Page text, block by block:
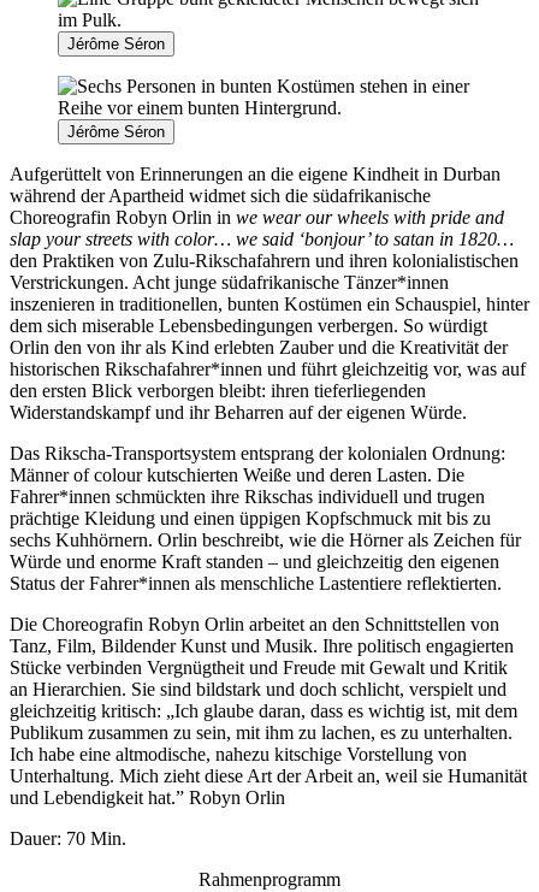
Jérôme Séron
Jérôme Séron
Aufgerüttelt von Erinnerungen an die eigene Kindheit in Durban
während der Apartheid widmet sich die südafrikanische
Choreografin Robyn Orlin in we wear our wheels with pride and
slap your streets with color… we said ‘bonjour’ to satan in 1820…
den Praktiken von Zulu-Rikschafahrern und ihren kolonialistischen
Verstrickungen. Acht junge südafrikanische Tänzer*innen
inszenieren in traditionellen, bunten Kostümen ein Schauspiel, hinter
dem sich miserable Lebensbedingungen verbergen. So würdigt
Orlin den von ihr als Kind erlebten Zauber und die Kreativität der
historischen Rikschafahrer*innen und führt gleichzeitig vor, was auf
den ersten Blick verborgen bleibt: ihren tieferliegenden
Widerstandskampf und ihr Beharren auf der eigenen Würde.
Das Rikscha-Transportsystem entsprang der kolonialen Ordnung:
Männer of colour kutschierten Weiße und deren Lasten. Die
Fahrer*innen schmückten ihre Rikschas individuell und trugen
prächtige Kleidung und einen üppigen Kopfschmuck mit bis zu
sechs Kuhhörnern. Orlin beschreibt, wie die Hörner als Zeichen für
Würde und enorme Kraft standen – und gleichzeitig den eigenen
Status der Fahrer*innen als menschliche Lastentiere reflektierten.
Die Choreografin Robyn Orlin arbeitet an den Schnittstellen von
Tanz, Film, Bildender Kunst und Musik. Ihre politisch engagierten
Stücke verbinden Vergnügtheit und Freude mit Gewalt und Kritik
an Hierarchien. Sie sind bildstark und doch schlicht, verspielt und
gleichzeitig kritisch: „Ich glaube daran, dass es wichtig ist, mit dem
Publikum zusammen zu sein, mit ihm zu lachen, es zu unterhalten.
Ich habe eine altmodische, nahezu kitschige Vorstellung von
Unterhaltung. Mich zieht diese Art der Arbeit an, weil sie Humanität
und Lebendigkeit hat.” Robyn Orlin
Dauer: 70 Min.
Rahmenprogramm